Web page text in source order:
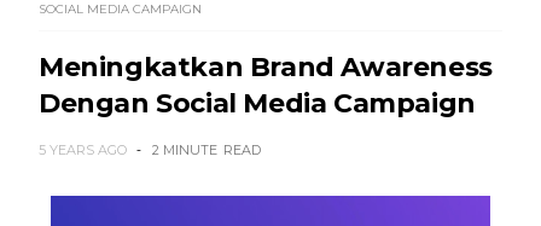
SOCIAL MEDIA CAMPAIGN
Meningkatkan Brand Awareness
Dengan Social Media Campaign
5 YEARS AGO 2 MINUTE READ